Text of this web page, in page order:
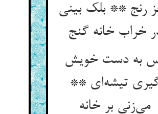
رنج ** بلک بینی
خراب خانه گنج
به دست خویش
تیشه‌ای **
می‌زنی بر خانه